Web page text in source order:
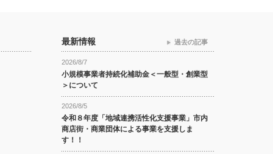
最新情報
2026/8/7
小規模事業者持続化補助金＜一般型・創業型
＞について
2026/8/5
令和８年度「地域連携活性化支援事業」市内
商店街・商業団体による事業を支援しま
す！！
過去の記事